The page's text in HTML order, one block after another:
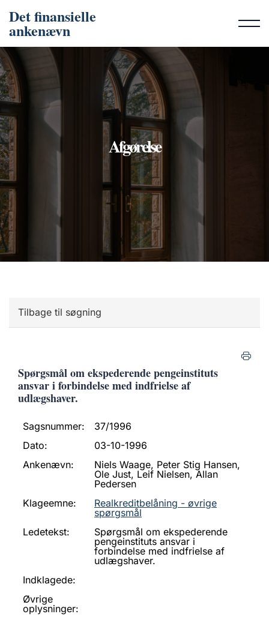
Det finansielle
ankenævn
Afgørelse
Tilbage til søgning
Spørgsmål om ekspederende pengeinstituts
ansvar i forbindelse med indfrielse af
udlægshaver.
Sagsnummer:
37/1996
Dato:
03-10-1996
Ankenævn:
Niels Waage, Peter Stig Hansen,
Ole Just, Leif Nielsen, Allan
Pedersen
Klageemne:
Realkreditbelåning - øvrige
spørgsmål
Ledetekst:
Spørgsmål om ekspederende
pengeinstituts ansvar i
forbindelse med indfrielse af
udlægshaver.
Indklagede:
Øvrige
oplysninger: